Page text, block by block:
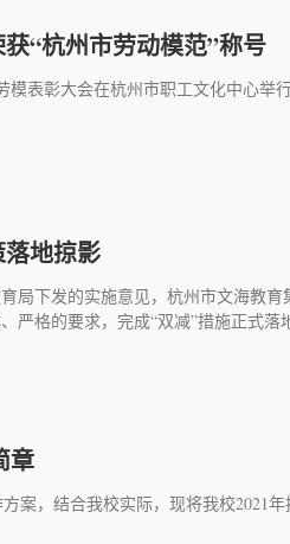
“杭州市劳动模范”称号
表彰大会在杭州市职工文化中心举行
地掠影
局下发的实施意见，杭州市文海教
严格的要求，完成“双减”措施正式落
章
案，结合我校实际，现将我校2021